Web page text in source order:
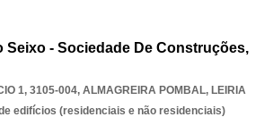
Seixo - Sociedade De Construções,
1, 3105-004, ALMAGREIRA POMBAL, LEIRIA
edifícios (residenciais e não residenciais)